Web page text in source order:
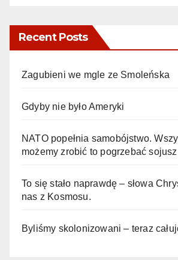
Recent Posts
Zagubieni we mgle ze Smoleńska
Gdyby nie było Ameryki
NATO popełnia samobójstwo.
możemy zrobić to pogrzebać sojusz
To się stało naprawdę – słowa
nas z Kosmosu.
Byliśmy skolonizowani – teraz